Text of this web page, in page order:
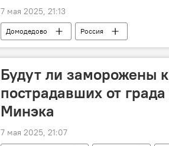
7 мая 2025, 21:13
Домодедово Россия
Будут ли заморожены
пострадавших от
Минэка
7 мая 2025, 21:07